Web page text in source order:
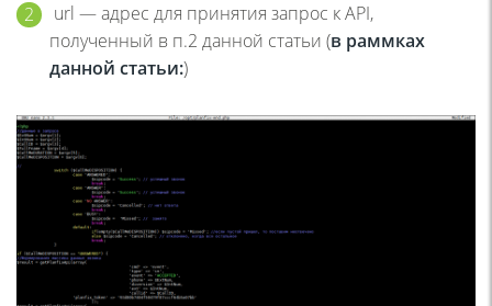
url — адрес для принятия запрос к API,
полученный в п.2 данной статьи (в раммках
данной статьи:)